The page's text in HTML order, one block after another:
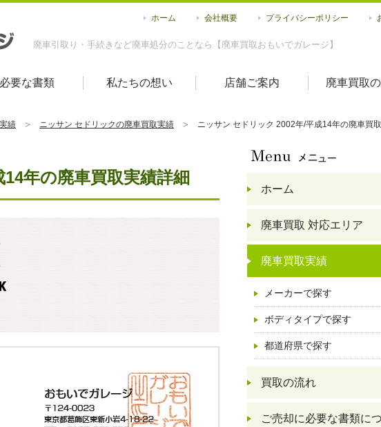
廃車引取り・手続きなど廃車処分のことなら【廃車買取おもいでガレージ】
ホーム 会社概要 プライバシーポリシー
必要な書類 私たちの想い 店舗ご案内 廃車買取
績 ニッサン セドリックの廃車買取実績 ニッサン セドリック 2002年/平成14年の廃車買
年の廃車買取実績詳細
ホーム
廃車買取 対応エリア
廃車買取実績
メーカーで探す
ボディタイプで探す
都道府県で探す
買取の流れ
ご売却に必要な書類に